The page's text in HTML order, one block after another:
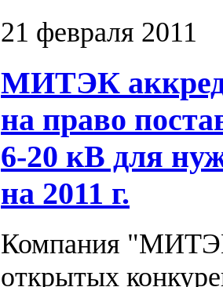
21 февраля 2011
МИТЭК
на право
6-20 кВ для
на 2011 г.
Компания
открытых